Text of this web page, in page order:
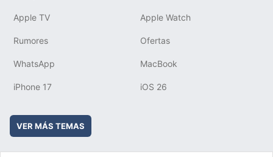
Apple TV Apple Watch
Rumores Ofertas
WhatsApp MacBook
iPhone 17 iOS 26
VER MÁS TEMAS